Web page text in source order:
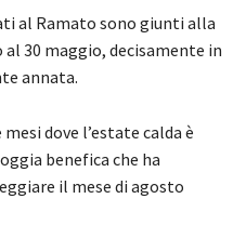
al Ramato sono giunti alla
30 maggio, decisamente in
annata.
dove l’estate calda è
benefica che ha
il mese di agosto